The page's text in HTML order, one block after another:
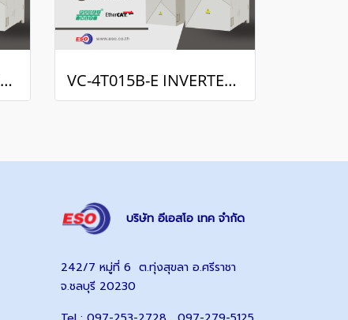
VC-4T018R5B-E INVERTER DRIVE (3Phase 380VAC/18.5kW,25H.P.) VC-4T015B-E INVERTER DRIVE (3Phase 380VAC / 15kW , 20H.P.)
บริษัท อีเอสโอ เทค จำกัด
242/7 หมู่ที่ 6 ต.ทุ่งสุขลา อ.ศรีราชา
จ.ชลบุรี 20230